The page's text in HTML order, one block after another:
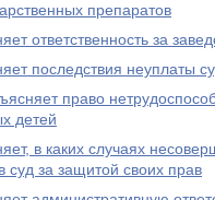
препаратов
ответственность за
последствия неуплаты
право
детей
в каких случаях
суд за защитой своих прав